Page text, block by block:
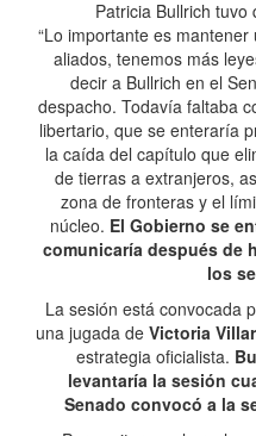
Patricia Bullrich
“Lo importante es
aliados, tenemos más
decir a Bullrich en el
despacho. Todavía faltaba
libertario, que se enteraría
la caída del capítulo que
de tierras a extranjeros,
zona de fronteras y el
núcleo. El Gobierno se
comunicaría después de
los
La sesión está convocada
una jugada de Victoria
estrategia oficialista.
levantaría la sesión
Senado convocó a la